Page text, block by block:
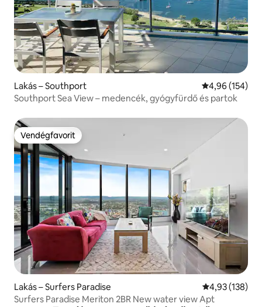
Lakás – Southport Átlagos
4,96 (154)
Southport Sea View – medencék, gyógyfürdő és partok
Vendégfavorit
Vendégfavorit
Lakás – Surfers Paradise Átlagos
4,93 (138)
Surfers Paradise Meriton 2BR New water view Apt